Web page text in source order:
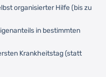
organisierter Hilfe (bis zu
in bestimmten
Krankheitstag (statt